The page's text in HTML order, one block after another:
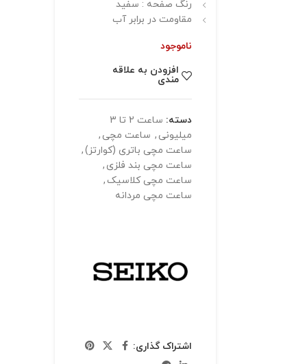
رنگ صفحه : سفید
مقاومت در برابر آب
ناموجود
افزودن به علاقه
مندی
دسته:
ساعت 2 تا 3
میلیونی , ساعت مچی ,
ساعت مچی باتری (کوارتز),
ساعت مچی بند فلزی ,
ساعت مچی کلاسیک ,
ساعت مچی مردانه
اشتراک گذاری: